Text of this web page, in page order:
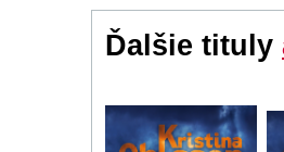
Ďalšie tituly